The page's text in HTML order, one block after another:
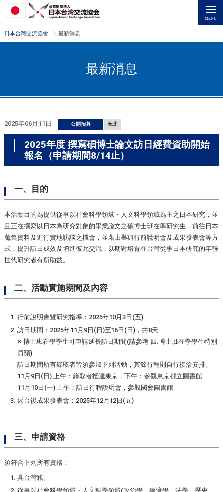
日本台灣交流協會 >
最新消息
最新消息
2025年06月11日 公開招募 台北
2025年度 撰寫碩博士論文訪日經費資助開始
報名（申請期間8/14止）
一、目的
本活動目的為提供從事以社會科學領域・人文科學領域為主之日本研究，並
且正在撰寫以日本為研究對象的畢業論文之碩博士班在學研究生，前往日本
蒐集資料及進行實地訪談之機會，並藉由舉辦行前說明會及成果發表會等方
式，提升訪日成效及增進彼此交流，以期對培育在台灣從事日本研究的年輕
世代研究者有所助益。
二、活動實施期間及內容
行前說明會暨研究指導：2025年10月3日(五)
訪日期間：2025年11月9日(日)至16日(日)，共8天
※ 博士班在學學生可申請延長訪日期間(請參考 四.博士班在學學生特別
員額)
訪日期間所有錄取者皆須參加下列活動，其餘行程則自行接洽安排。
11月9日(日) 上午：錄取者抵達東京，下午：參觀東京都立圖書館
11月10日(一) 上午：訪日行程說明會，參觀國會圖書館
返台後成果發表會：2025年12月12日(五)
三、申請資格
須符合下列所有資格：
具台灣籍。
從事以社會科學領域・人文科學領域(政治學、經濟學、法學、歷史